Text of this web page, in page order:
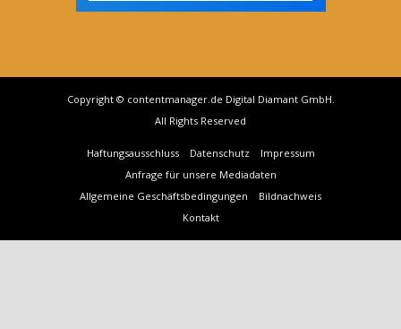
Copyright © contentmanager.de Digital Diamant GmbH.
All Rights Reserved
Haftungsausschluss Datenschutz
Impressum
Anfrage für unsere Mediadaten
Allgemeine Geschäftsbedingungen
Bildnachweis
Kontakt